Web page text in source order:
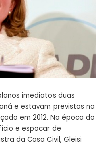
imediatos duas
e estavam previstas na
em 2012. Na época do
e espocar de
da Casa Civil, Gleisi